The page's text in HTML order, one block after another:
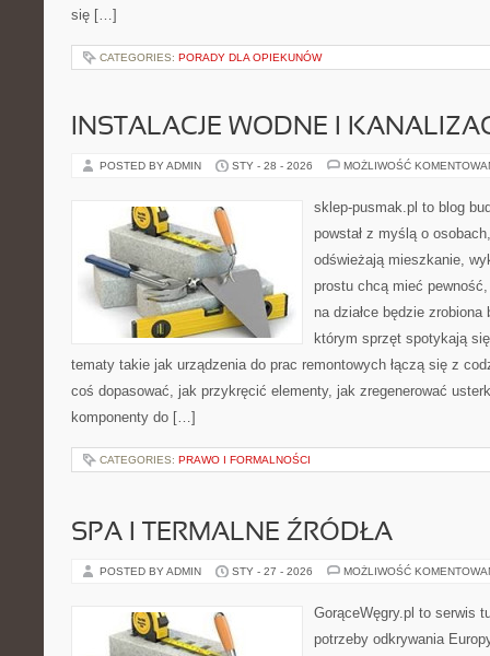
się […]
CATEGORIES: PORADY DLA OPIEKUNÓW
INSTALACJE WODNE I
POSTED BY ADMIN STY - 28 - 2026 MOŻLIWOŚĆ
sklep-pusmak.pl to blog
powstał z myślą o
odświeżają mieszkanie,
prostu chcą mieć
na działce będzie
którym sprzęt spotykają
tematy takie jak urządzenia do prac remontowych łączą się z
coś dopasować, jak przykręcić elementy, jak zregenerować
komponenty do […]
CATEGORIES: PRAWO I FORMALNOŚCI
SPA I TERMALNE ŹRÓDŁA
POSTED BY ADMIN STY - 27 - 2026 MOŻLIWOŚĆ
GorąceWęgry.pl to serwis
potrzeby odkrywania